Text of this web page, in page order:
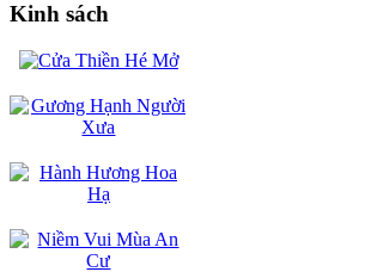
Kinh sách